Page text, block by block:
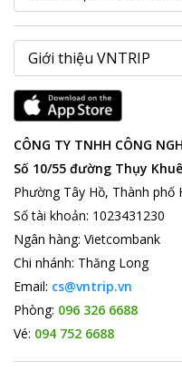
CÔNG TY TNHH CÔNG
Số 10/55 đường Thụy Khuê
Phường Tây Hồ, Thành phố
Số tài khoản: 1023431230
Ngân hàng: Vietcombank
Chi nhánh: Thăng Long
Email: cs@vntrip.vn
Phòng: 096 326 6688
Vé: 094 752 6688